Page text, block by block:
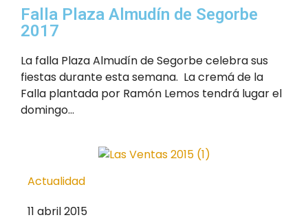
Falla Plaza Almudín de Segorbe
2017
La falla Plaza Almudín de Segorbe celebra sus
fiestas durante esta semana. La cremá de la
Falla plantada por Ramón Lemos tendrá lugar el
domingo...
Actualidad
11 abril 2015